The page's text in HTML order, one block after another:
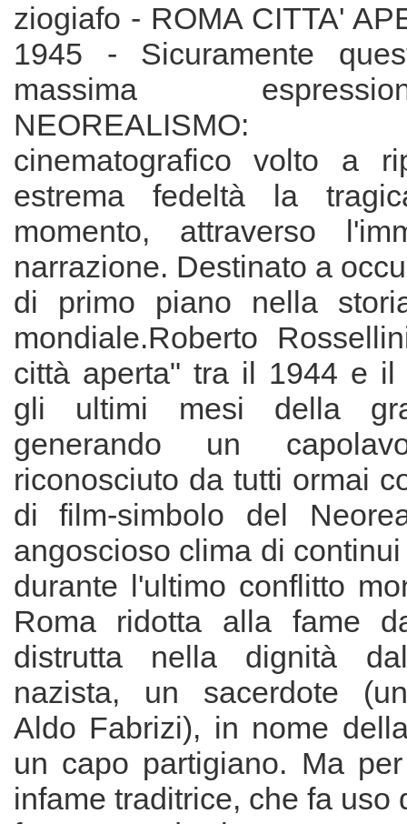
ziogiafo - ROMA CITTA'
1945 - Sicuramente
massima
NEOREALISMO:
cinematografico volto a
estrema fedeltà la
momento, attraverso
narrazione. Destinato a
di primo piano nella
mondiale.Roberto
città aperta" tra il 1944 e il
gli ultimi mesi della
generando un
riconosciuto da tutti ormai
di film-simbolo del
angoscioso clima di
durante l'ultimo conflitto
Roma ridotta alla fame
distrutta nella dignità
nazista, un sacerdote
Aldo Fabrizi), in nome
un capo partigiano. Ma
infame traditrice, che fa uso